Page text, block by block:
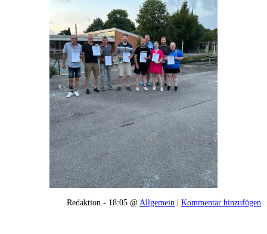
Redaktion - 18:05 @ Allgemein | Kommentar hinzufügen